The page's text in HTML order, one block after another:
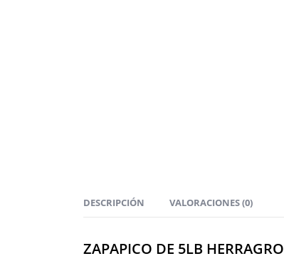
DESCRIPCIÓN VALORACIONES (0)
ZAPAPICO DE 5LB HERRAGRO